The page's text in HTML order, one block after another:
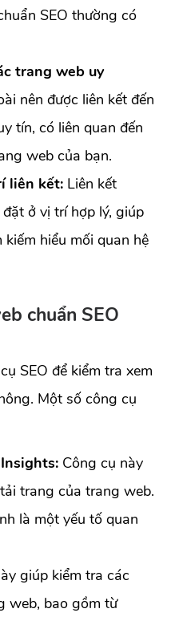
SEO thường có
trang web uy
nên được liên kết đến
tín, có liên quan đến
web của bạn.
liên kết: Liên kết
ở vị trí hợp lý, giúp
hiểu mối quan hệ
chuẩn SEO
SEO để kiểm tra xem
Một số công cụ
Công cụ này
trang của trang web.
là một yếu tố quan
giúp kiểm tra các
web, bao gồm từ